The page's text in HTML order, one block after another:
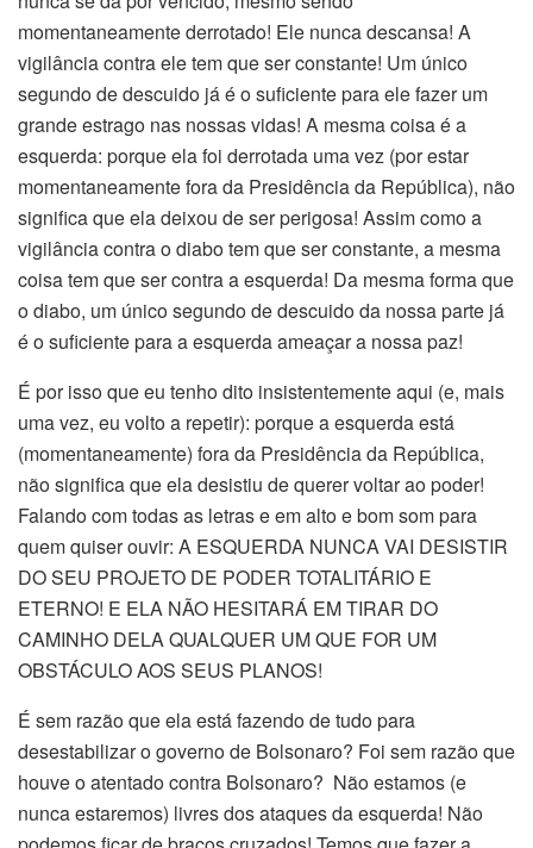
momentaneamente derrotado! Ele nunca descansa! A
vigilância contra ele tem que ser constante! Um único
segundo de descuido já é o suficiente para ele fazer um
grande estrago nas nossas vidas! A mesma coisa é a
esquerda: porque ela foi derrotada uma vez (por estar
momentaneamente fora da Presidência da República), não
significa que ela deixou de ser perigosa! Assim como a
vigilância contra o diabo tem que ser constante, a mesma
coisa tem que ser contra a esquerda! Da mesma forma que
o diabo, um único segundo de descuido da nossa parte já
é o suficiente para a esquerda ameaçar a nossa paz!
É por isso que eu tenho dito insistentemente aqui (e, mais
uma vez, eu volto a repetir): porque a esquerda está
(momentaneamente) fora da Presidência da República,
não significa que ela desistiu de querer voltar ao poder!
Falando com todas as letras e em alto e bom som para
quem quiser ouvir: A ESQUERDA NUNCA VAI DESISTIR
DO SEU PROJETO DE PODER TOTALITÁRIO E
ETERNO! E ELA NÃO HESITARÁ EM TIRAR DO
CAMINHO DELA QUALQUER UM QUE FOR UM
OBSTÁCULO AOS SEUS PLANOS!
É sem razão que ela está fazendo de tudo para
desestabilizar o governo de Bolsonaro? Foi sem razão que
houve o atentado contra Bolsonaro? Não estamos (e
nunca estaremos) livres dos ataques da esquerda! Não